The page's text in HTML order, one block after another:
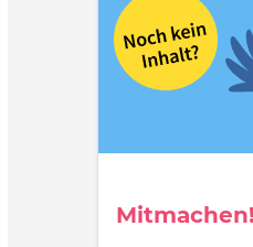
Mitmachen!